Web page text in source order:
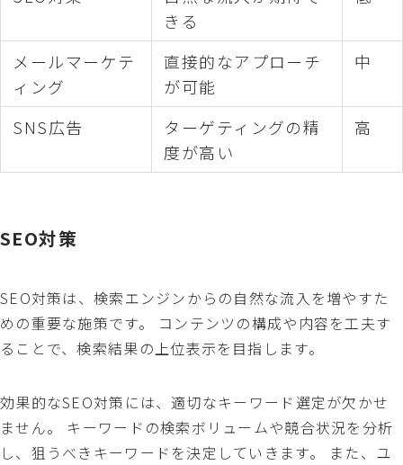
きる
メールマーケテ
ィング
直接的なアプローチ
が可能
中
SNS広告
ターゲティングの精
度が高い
高
SEO対策
SEO対策は、検索エンジンからの自然な流入を増やすた
めの重要な施策です。 コンテンツの構成や内容を工夫す
ることで、検索結果の上位表示を目指します。
効果的なSEO対策には、適切なキーワード選定が欠かせ
ません。 キーワードの検索ボリュームや競合状況を分析
し、狙うべきキーワードを決定していきます。 また、ユ